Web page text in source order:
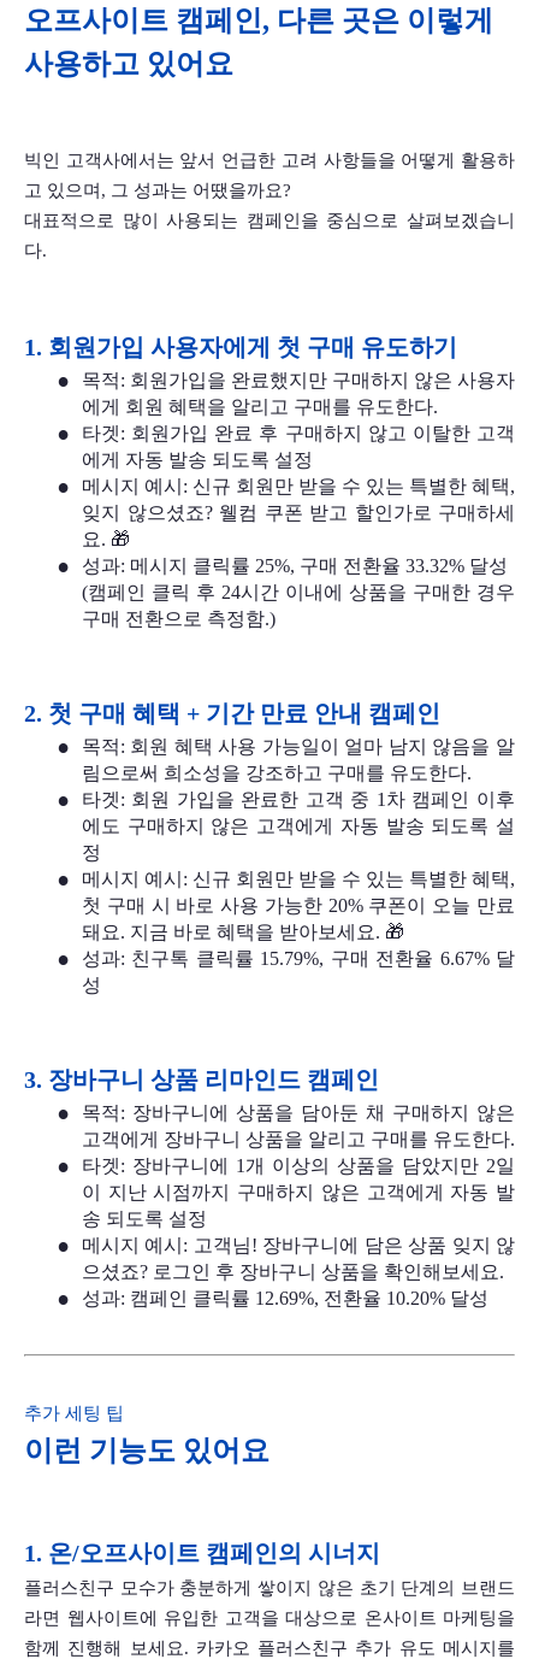
오프사이트 캠페인, 다른 곳은 이렇게
사용하고 있어요
빅인 고객사에서는 앞서 언급한 고려 사항들을 어떻게 활용하
고 있으며, 그 성과는 어땠을까요?
대표적으로 많이 사용되는 캠페인을 중심으로 살펴보겠습니
다.
1. 회원가입 사용자에게 첫 구매 유도하기
목적: 회원가입을 완료했지만 구매하지 않은 사용자
에게 회원 혜택을 알리고 구매를 유도한다.
타겟: 회원가입 완료 후 구매하지 않고 이탈한 고객
에게 자동 발송 되도록 설정
메시지 예시: 신규 회원만 받을 수 있는 특별한 혜택,
잊지 않으셨죠? 웰컴 쿠폰 받고 할인가로 구매하세
요. 🎁
성과: 메시지 클릭률 25%, 구매 전환율 33.32% 달성
(캠페인 클릭 후 24시간 이내에 상품을 구매한 경우
구매 전환으로 측정함.)
2. 첫 구매 혜택 + 기간 만료 안내 캠페인
목적: 회원 혜택 사용 가능일이 얼마 남지 않음을 알
림으로써 희소성을 강조하고 구매를 유도한다.
타겟: 회원 가입을 완료한 고객 중 1차 캠페인 이후
에도 구매하지 않은 고객에게 자동 발송 되도록 설
정
메시지 예시: 신규 회원만 받을 수 있는 특별한 혜택,
첫 구매 시 바로 사용 가능한 20% 쿠폰이 오늘 만료
돼요. 지금 바로 혜택을 받아보세요. 🎁
성과: 친구톡 클릭률 15.79%, 구매 전환율 6.67% 달
성
3. 장바구니 상품 리마인드 캠페인
목적: 장바구니에 상품을 담아둔 채 구매하지 않은
고객에게 장바구니 상품을 알리고 구매를 유도한다.
타겟: 장바구니에 1개 이상의 상품을 담았지만 2일
이 지난 시점까지 구매하지 않은 고객에게 자동 발
송 되도록 설정
메시지 예시: 고객님! 장바구니에 담은 상품 잊지 않
으셨죠? 로그인 후 장바구니 상품을 확인해보세요.
성과: 캠페인 클릭률 12.69%, 전환율 10.20% 달성
추가 세팅 팁
이런 기능도 있어요
1. 온/오프사이트 캠페인의 시너지
플러스친구 모수가 충분하게 쌓이지 않은 초기 단계의 브랜드
라면 웹사이트에 유입한 고객을 대상으로 온사이트 마케팅을
함께 진행해 보세요. 카카오 플러스친구 추가 유도 메시지를